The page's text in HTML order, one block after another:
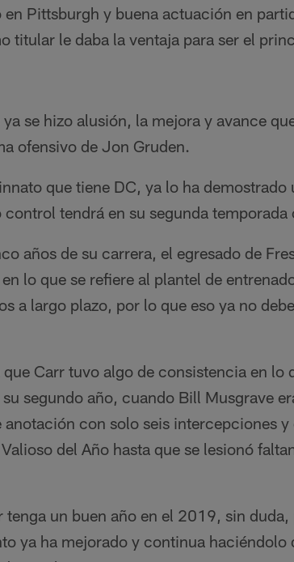
Pittsburgh y buena actuación en
titular le daba la ventaja para ser el
se hizo alusión, la mejora y avance
ofensivo de Jon Gruden.
que tiene DC, ya lo ha demostrado
tendrá en su segunda temporada
años de su carrera, el egresado de
lo que se refiere al plantel de
a largo plazo, por lo que eso ya no
Carr tuvo algo de consistencia en lo
segundo año, cuando Bill Musgrave
anotación con solo seis intercepciones
del Año hasta que se lesionó
tenga un buen año en el 2019, sin
ya ha mejorado y continua haciéndolo